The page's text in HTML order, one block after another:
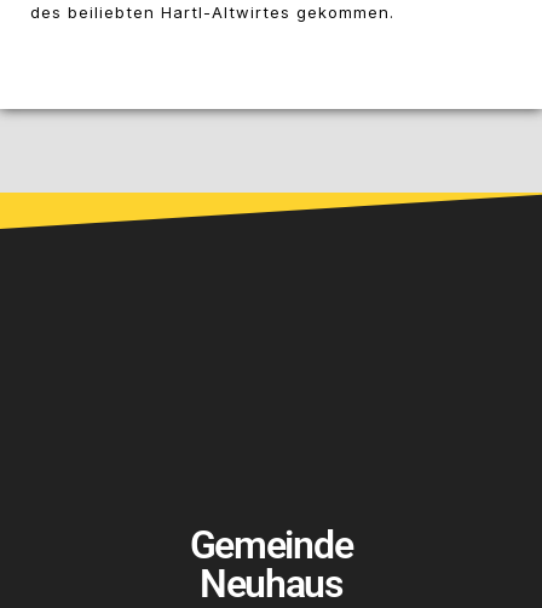
des beiliebten Hartl-Altwirtes gekommen.
Gemeinde
Neuhaus